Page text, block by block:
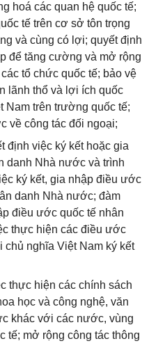
hoá các quan hệ quốc tế;
tế trên cơ sở tôn trọng
và cùng có lợi; quyết định
để tăng cường và mở rộng
tổ chức quốc tế; bảo vệ
lãnh thổ và lợi ích quốc
Nam trên trường quốc tế;
về công tác đối ngoại;
định việc ký kết hoặc gia
danh Nhà nước và trình
ký kết, gia nhập điều ước
danh Nhà nước; đàm
điều ước quốc tế nhân
thực hiện các điều ước
chủ nghĩa Việt Nam ký kết
thực hiện các chính sách
học và công nghệ, văn
khác với các nước, vùng
tế; mở rộng công tác thông